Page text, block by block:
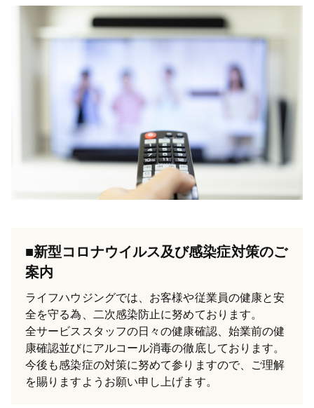
■新型コロナウイルス及び感染症対策のご
案内
ライフハウジングでは、お客様や従業員の健康と安
全を守る為、二次感染防止に努めております。
全サービススタッフの日々の健康確認、始業前の健
康確認並びにアルコール消毒の徹底しております。
今後も感染症の対策に努めて参りますので、ご理解
を賜りますようお願い申し上げます。